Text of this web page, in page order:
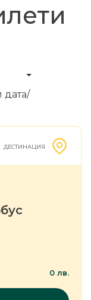
дата/
ДЕСТИНАЦИЯ
0 лв.